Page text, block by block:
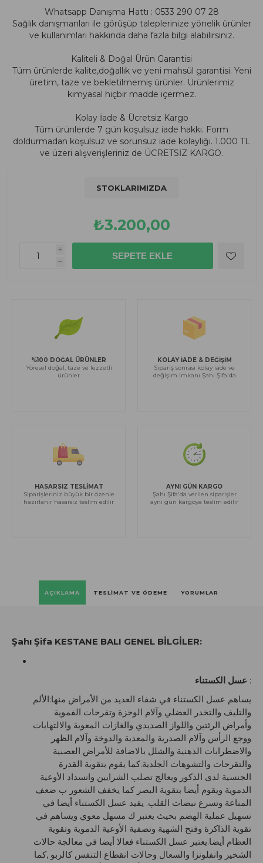
Whatsapp Danışma Hattı : 0533 290 07 28
Sağlık danışmanları ile görüşüp taleplerinize yönelik ürünler
ve kullanımları hakkında daha fazla bilgi alabilirsiniz.
Kaliteli & Doğal Ürün Garantisi
Tüm ürünlerde kalite,doğallık ve yeni mahsül garantisi. Yeni
üretim, taze ve bekletilmemiş ürünler. Ürünlerimiz
kimyasal hiçbir madde içermez.
Kolay İade & Ücretsiz Kargo
Tüm ürünlerde 7 gün koşulsuz iade hakkı. Form
doldurmadan koşulsuz ve sorunsuz iade kolaylığı. 1.000 TL
ve üzeri alışverişleriniz de ÜCRETSİZ KARGO.
STOKLARIMIZDA
₺3.200,00
i
h
%100 DOĞAL ÜRÜNLER
Yöresel doğal, taze ve lezzetli
ürünler
KOLAY İADE & DEĞİŞİM
Sipariş sonrası kolay iade ve
değişim imkanı Şahı Şifa'da
HASARSIZ TESLİMAT
Siparişleriniz büyük bir özenle
hazırlanır hasarsız teslim edilir
AYNI GÜN KARGO
Şahı Şifa'da verilen siparişler
aynı gün kargoya teslim edilir
AÇIKLAMA TESLIMAT VE ÖDEME YORUMLAR
Şahı Şifa KESTANE BALI GENEL BİLGİLER:
عسل الكستناء :
يساهم عسل الكستناء في شفاء العديد من الأمراض منها:الألم
والتليف والتخدر العضلي وآلام الوخزة وتقرحات الفموية
وأمراض الرئتين واللواز الصديدي والغازات المعوية والالتهابات
ووجع الرأس وآلام الصدرية والمعدية والدوخة وآلام الظهر
والاضطرابات الذهنية والشلل بالاضافة للأمراض العصبية
والتقرحات والتشوهات الجلدية.كما يقوم بتقوية القدرة
الجنسية لدى الذكور ويعالج تصلب الشرايين وانسداد الأوعية
الدموية ويقوم أيضا بتقوية البصر كما يخفف الشعور ب ضعف
المناعة وتسرع نبضات القلب. يفيد عسل الكستناء أيضا في
تسهيل عملية الهضم بحيث يعتبر ك مسهل معوي ويساهم في
تقوية الذاكرة وفتح الشهية وتصفية الأوعية الدموية وتقوية
العظام أيضا.يعتبر عسل الكستناء فعالا أيضا في معالجة حالات
الشخير وانفلونزا والسعال وحالات انقطاع التنفس كالربو ,كما